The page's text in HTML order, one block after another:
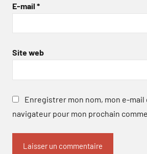
E-mail *
Site web
Enregistrer mon nom, mon e-mail
navigateur pour mon prochain